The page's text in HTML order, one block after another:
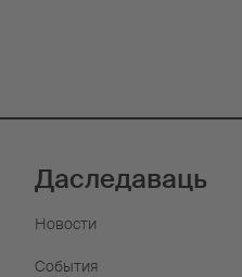
Даследаваць
Новости
События